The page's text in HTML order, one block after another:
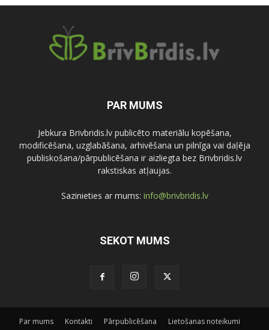
PAR MUMS
Jebkura Brivbridis.lv publicēto materiālu kopēšana,
modificēšana, uzglabāšana, arhivēšana un pilnīga vai daļēja
publiskošana/pārpublicēšana ir aizliegta bez Brivbridis.lv
rakstiskas atļaujas.
Sazinieties ar mums: info@brivbridis.lv
SEKOT MUMS
Par mums Kontakti Pārpublicēšana
Lietošanas noteikumi